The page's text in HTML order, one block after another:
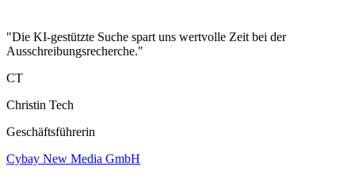
"Die KI-gestützte Suche spart uns wertvolle Zeit bei der
Ausschreibungsrecherche."
CT
Christin Tech
Geschäftsführerin
Cybay New Media GmbH